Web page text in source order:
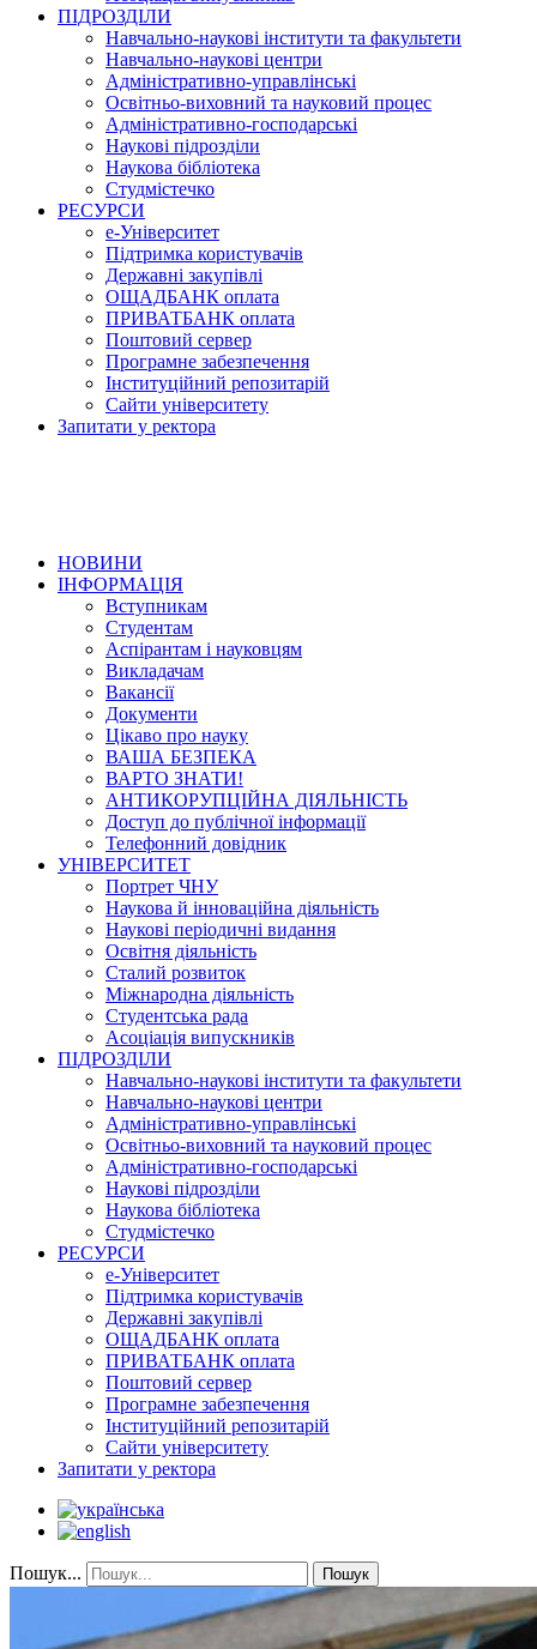
ПІДРОЗДІЛИ
Навчально-наукові інститути та факультети
Навчально-наукові центри
Адміністративно-управлінські
Освітньо-виховний та науковий процес
Адміністративно-господарські
Наукові підрозділи
Наукова бібліотека
Студмістечко
РЕСУРСИ
е-Університет
Підтримка користувачів
Державні закупівлі
ОЩАДБАНК оплата
ПРИВАТБАНК оплата
Поштовий сервер
Програмне забезпечення
Інституційний репозитарій
Сайти університету
Запитати у ректора
НОВИНИ
ІНФОРМАЦІЯ
Вступникам
Студентам
Аспірантам і науковцям
Викладачам
Вакансії
Документи
Цікаво про науку
ВАША БЕЗПЕКА
ВАРТО ЗНАТИ!
АНТИКОРУПЦІЙНА ДІЯЛЬНІСТЬ
Доступ до публічної інформації
Телефонний довідник
УНІВЕРСИТЕТ
Портрет ЧНУ
Наукова й інноваційна діяльність
Наукові періодичні видання
Освітня діяльність
Сталий розвиток
Міжнародна діяльність
Студентська рада
Асоціація випускників
ПІДРОЗДІЛИ
Навчально-наукові інститути та факультети
Навчально-наукові центри
Адміністративно-управлінські
Освітньо-виховний та науковий процес
Адміністративно-господарські
Наукові підрозділи
Наукова бібліотека
Студмістечко
РЕСУРСИ
е-Університет
Підтримка користувачів
Державні закупівлі
ОЩАДБАНК оплата
ПРИВАТБАНК оплата
Поштовий сервер
Програмне забезпечення
Інституційний репозитарій
Сайти університету
Запитати у ректора
Пошук... Пошук